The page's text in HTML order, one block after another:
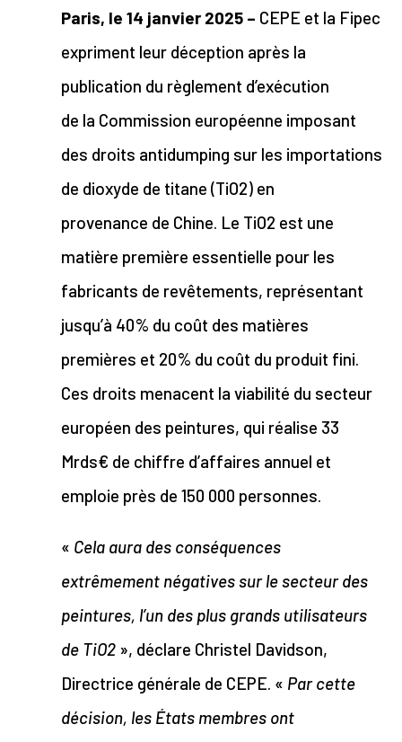
Paris, le 14 janvier 2025 – CEPE et la Fipec
expriment leur déception après la
publication du règlement d’exécution
de la Commission européenne imposant
des droits antidumping sur les importations
de dioxyde de titane (TiO2) en
provenance de Chine. Le TiO2 est une
matière première essentielle pour les
fabricants de revêtements, représentant
jusqu’à 40% du coût des matières
premières et 20% du coût du produit fini.
Ces droits menacent la viabilité du secteur
européen des peintures, qui réalise 33
Mrds€ de chiffre d’affaires annuel et
emploie près de 150 000 personnes.
« Cela aura des conséquences
extrêmement négatives sur le secteur des
peintures, l’un des plus grands utilisateurs
de TiO2», déclare Christel Davidson,
Directrice générale de CEPE. « Par cette
décision, les États membres ont